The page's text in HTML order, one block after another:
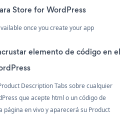
Store for WordPress
once you create your app
elemento de código en el
Description Tabs sobre cualquier
que acepte html o un código de
página en vivo y aparecerá su Product